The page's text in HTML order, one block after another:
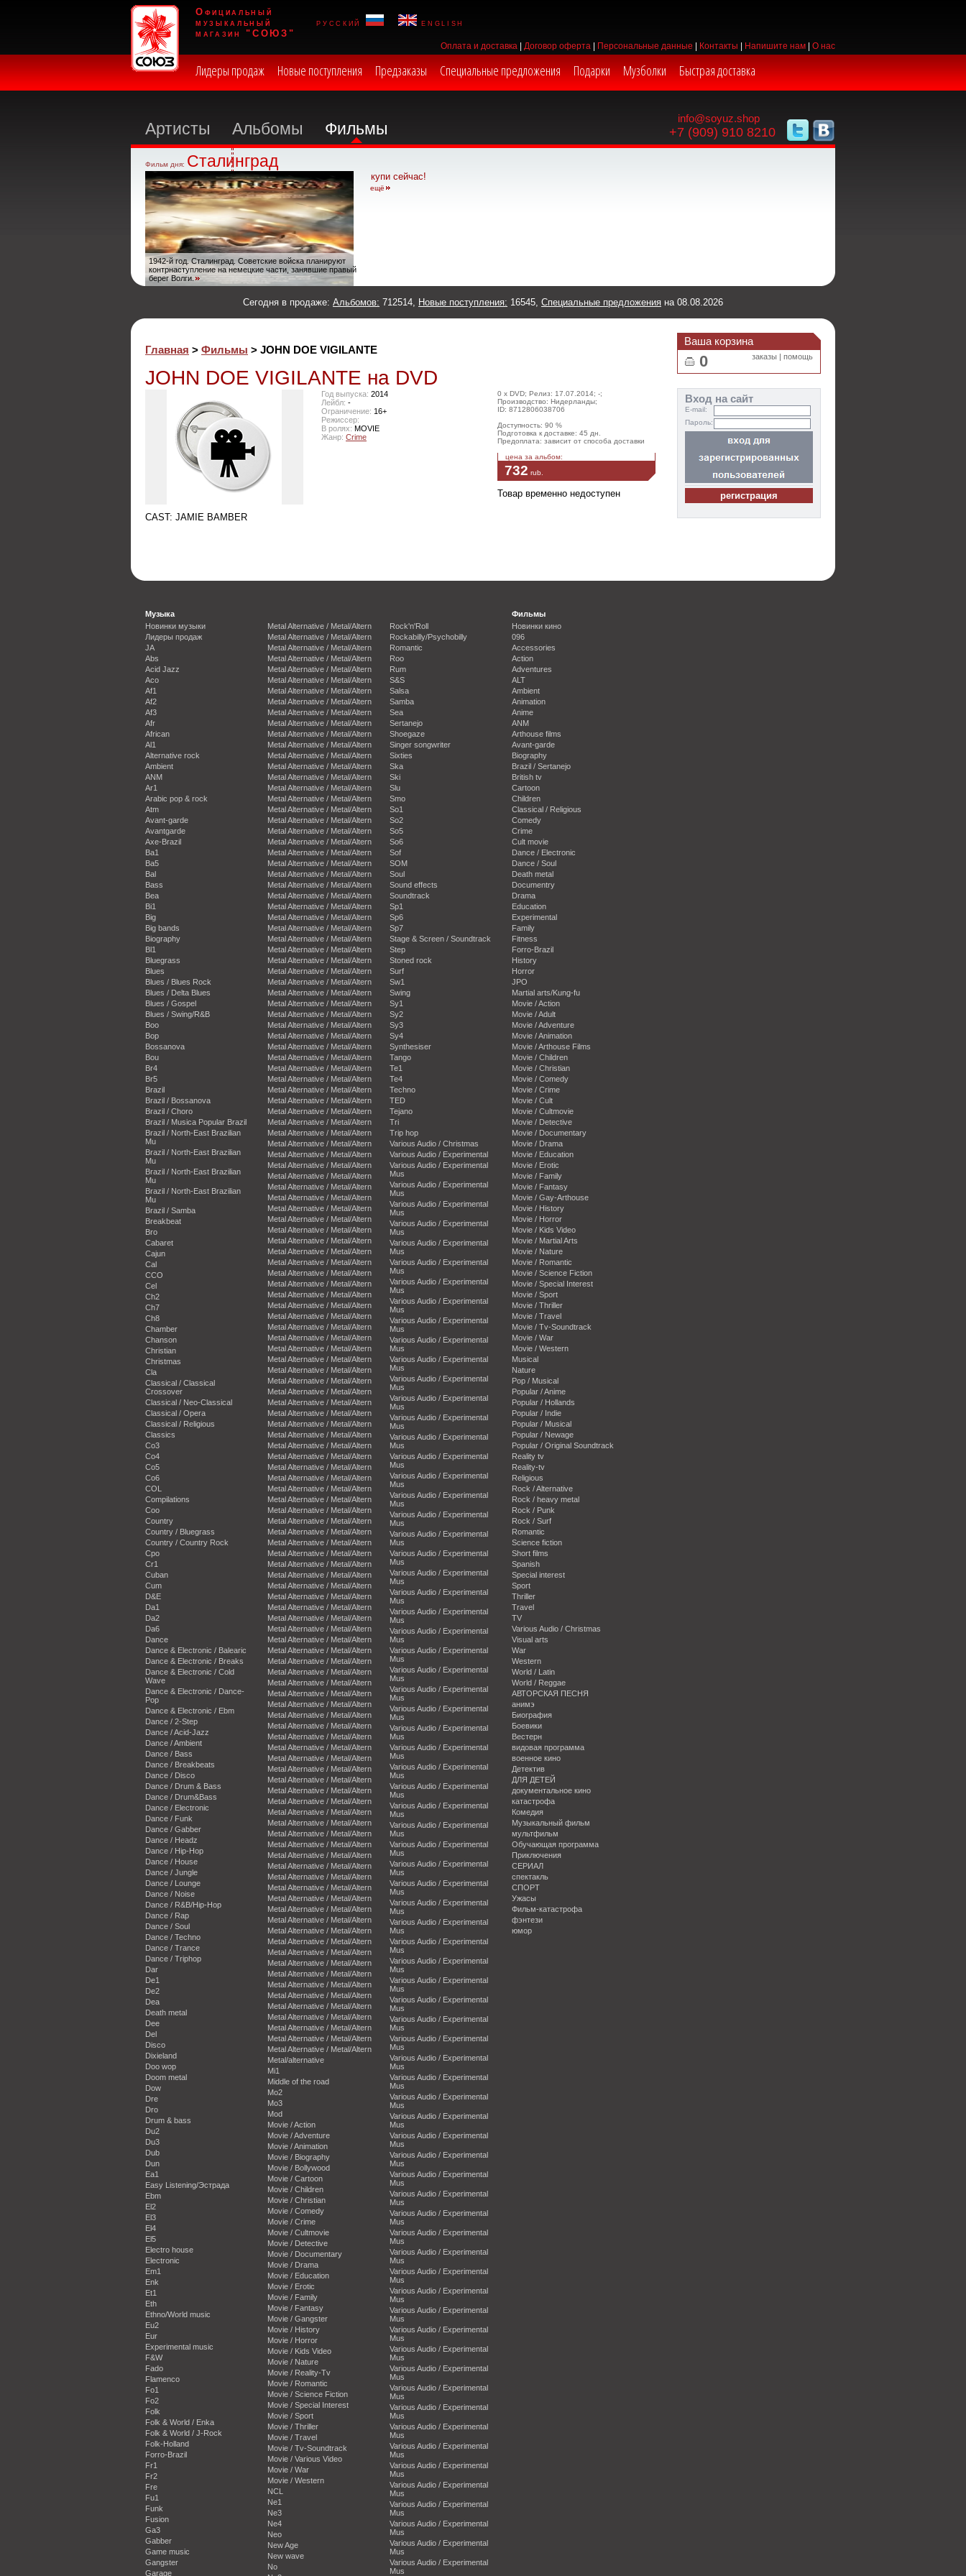
Официальный
музыкальный
магазин "СОЮЗ"
русский english
Оплата и доставка Договор оферта Персональные данные Контакты Напишите нам О нас
Лидеры продаж Новые поступления Предзаказы Специальные предложения Подарки Музболки Быстрая доставка
info@soyuz.shop
+7 (909) 910 8210
Артисты Альбомы Фильмы
Фильм дня: Сталинград
1942-й год. Сталинград. Советские войска планируют
контрнаступление на немецкие части, занявшие правый
берег Волги.
купи сейчас!
ещё
Сегодня в продаже: Альбомов: 712514, Новые поступления: 16545, Специальные предложения на 08.08.2026
Главная > Фильмы > JOHN DOE VIGILANTE
JOHN DOE VIGILANTE на DVD
0 x DVD; Релиз: 17.07.2014; -;
Производство: Нидерланды;
ID: 8712806038706
Доступность: 90 %
Подготовка к доставке: 45 дн.
Предоплата: зависит от способа доставки
цена за альбом:
732 rub
Товар временно недоступен
Год выпуска: 2014
Лейбл: -
Ограничение: 16+
Режиссер:
В ролях: MOVIE
Жанр: Crime
CAST: JAMIE BAMBER
Ваша корзина
0 заказы | помощь
Вход на сайт
E-mail:
Пароль:
Музыка
Новинки музыки
Лидеры продаж
JA
Abs
Acid Jazz
Aco
Af1
Af2
Af3
Afr
African
Al1
Alternative rock
Ambient
ANM
Ar1
Arabic pop & rock
Atm
Avant-garde
Avantgarde
Axe-Brazil
Ba1
Ba5
Bal
Bass
Bea
Bi1
Big
Big bands
Biography
Bl1
Bluegrass
Blues
Blues / Blues Rock
Blues / Delta Blues
Blues / Gospel
Blues / Swing/R&B
Boo
Bop
Bossanova
Bou
Br4
Br5
Brazil
Brazil / Bossanova
Brazil / Choro
Brazil / Musica Popular Brazil
Brazil / North-East Brazilian
Mu
Brazil / North-East Brazilian
Mu
Brazil / North-East Brazilian
Mu
Brazil / North-East Brazilian
Mu
Brazil / Samba
Breakbeat
Bro
Cabaret
Cajun
Cal
CCO
Cel
Ch2
Ch7
Ch8
Chamber
Chanson
Christian
Christmas
Cla
Classical / Classical
Crossover
Classical / Neo-Classical
Classical / Opera
Classical / Religious
Classics
Co3
Co4
Co5
Co6
COL
Compilations
Coo
Country
Country / Bluegrass
Country / Country Rock
Cpo
Cr1
Cuban
Cum
D&E
Da1
Da2
Da6
Dance
Dance & Electronic / Balearic
Dance & Electronic / Breaks
Dance & Electronic / Cold
Wave
Dance & Electronic / Dance-
Pop
Dance & Electronic / Ebm
Dance / 2-Step
Dance / Acid-Jazz
Dance / Ambient
Dance / Bass
Dance / Breakbeats
Dance / Disco
Dance / Drum & Bass
Dance / Drum&Bass
Dance / Electronic
Dance / Funk
Dance / Gabber
Dance / Headz
Dance / Hip-Hop
Dance / House
Dance / Jungle
Dance / Lounge
Dance / Noise
Dance / R&B/Hip-Hop
Dance / Rap
Dance / Soul
Dance / Techno
Dance / Trance
Dance / Triphop
Dar
De1
De2
Dea
Death metal
Dee
Del
Disco
Dixieland
Doo wop
Doom metal
Dow
Dre
Dro
Drum & bass
Du2
Du3
Dub
Dun
Ea1
Easy Listening/Эстрада
Ebm
El2
El3
El4
El5
Electro house
Electronic
Em1
Enk
Et1
Eth
Ethno/World music
Eu2
Eur
Experimental music
F&W
Fado
Flamenco
Fo1
Fo2
Folk
Folk & World / Enka
Folk & World / J-Rock
Folk-Holland
Forro-Brazil
Fr1
Fr2
Fre
Fu1
Funk
Fusion
Ga3
Gabber
Game music
Gangster
Garage
Metal Alternative / Metal/Altern
Metal Alternative / Metal/Altern
Metal Alternative / Metal/Altern
Metal Alternative / Metal/Altern
Metal Alternative / Metal/Altern
Metal Alternative / Metal/Altern
Metal Alternative / Metal/Altern
Metal Alternative / Metal/Altern
Metal Alternative / Metal/Altern
Metal Alternative / Metal/Altern
Metal Alternative / Metal/Altern
Metal Alternative / Metal/Altern
Metal Alternative / Metal/Altern
Metal Alternative / Metal/Altern
Metal Alternative / Metal/Altern
Metal Alternative / Metal/Altern
Metal Alternative / Metal/Altern
Metal Alternative / Metal/Altern
Metal Alternative / Metal/Altern
Metal Alternative / Metal/Altern
Metal Alternative / Metal/Altern
Metal Alternative / Metal/Altern
Metal Alternative / Metal/Altern
Metal Alternative / Metal/Altern
Metal Alternative / Metal/Altern
Metal Alternative / Metal/Altern
Metal Alternative / Metal/Altern
Metal Alternative / Metal/Altern
Metal Alternative / Metal/Altern
Metal Alternative / Metal/Altern
Metal Alternative / Metal/Altern
Metal Alternative / Metal/Altern
Metal Alternative / Metal/Altern
Metal Alternative / Metal/Altern
Metal Alternative / Metal/Altern
Metal Alternative / Metal/Altern
Metal Alternative / Metal/Altern
Metal Alternative / Metal/Altern
Metal Alternative / Metal/Altern
Metal Alternative / Metal/Altern
Metal Alternative / Metal/Altern
Metal Alternative / Metal/Altern
Metal Alternative / Metal/Altern
Metal Alternative / Metal/Altern
Metal Alternative / Metal/Altern
Metal Alternative / Metal/Altern
Metal Alternative / Metal/Altern
Metal Alternative / Metal/Altern
Metal Alternative / Metal/Altern
Metal Alternative / Metal/Altern
Metal Alternative / Metal/Altern
Metal Alternative / Metal/Altern
Metal Alternative / Metal/Altern
Metal Alternative / Metal/Altern
Metal Alternative / Metal/Altern
Metal Alternative / Metal/Altern
Metal Alternative / Metal/Altern
Metal Alternative / Metal/Altern
Metal Alternative / Metal/Altern
Metal Alternative / Metal/Altern
Metal Alternative / Metal/Altern
Metal Alternative / Metal/Altern
Metal Alternative / Metal/Altern
Metal Alternative / Metal/Altern
Metal Alternative / Metal/Altern
Metal Alternative / Metal/Altern
Metal Alternative / Metal/Altern
Metal Alternative / Metal/Altern
Metal Alternative / Metal/Altern
Metal Alternative / Metal/Altern
Metal Alternative / Metal/Altern
Metal Alternative / Metal/Altern
Metal Alternative / Metal/Altern
Metal Alternative / Metal/Altern
Metal Alternative / Metal/Altern
Metal Alternative / Metal/Altern
Metal Alternative / Metal/Altern
Metal Alternative / Metal/Altern
Metal Alternative / Metal/Altern
Metal Alternative / Metal/Altern
Metal Alternative / Metal/Altern
Metal Alternative / Metal/Altern
Metal Alternative / Metal/Altern
Metal Alternative / Metal/Altern
Metal Alternative / Metal/Altern
Metal Alternative / Metal/Altern
Metal Alternative / Metal/Altern
Metal Alternative / Metal/Altern
Metal Alternative / Metal/Altern
Metal Alternative / Metal/Altern
Metal Alternative / Metal/Altern
Metal Alternative / Metal/Altern
Metal Alternative / Metal/Altern
Metal Alternative / Metal/Altern
Metal Alternative / Metal/Altern
Metal Alternative / Metal/Altern
Metal Alternative / Metal/Altern
Metal Alternative / Metal/Altern
Metal Alternative / Metal/Altern
Metal Alternative / Metal/Altern
Metal Alternative / Metal/Altern
Metal Alternative / Metal/Altern
Metal Alternative / Metal/Altern
Metal Alternative / Metal/Altern
Metal Alternative / Metal/Altern
Metal Alternative / Metal/Altern
Metal Alternative / Metal/Altern
Metal Alternative / Metal/Altern
Metal Alternative / Metal/Altern
Metal Alternative / Metal/Altern
Metal Alternative / Metal/Altern
Metal Alternative / Metal/Altern
Metal Alternative / Metal/Altern
Metal Alternative / Metal/Altern
Metal Alternative / Metal/Altern
Metal Alternative / Metal/Altern
Metal Alternative / Metal/Altern
Metal Alternative / Metal/Altern
Metal Alternative / Metal/Altern
Metal Alternative / Metal/Altern
Metal Alternative / Metal/Altern
Metal Alternative / Metal/Altern
Metal Alternative / Metal/Altern
Metal Alternative / Metal/Altern
Metal Alternative / Metal/Altern
Metal Alternative / Metal/Altern
Metal Alternative / Metal/Altern
Metal Alternative / Metal/Altern
Metal Alternative / Metal/Altern
Metal Alternative / Metal/Altern
Metal Alternative / Metal/Altern
Metal Alternative / Metal/Altern
Metal Alternative / Metal/Altern
Metal/alternative
Mi1
Middle of the road
Mo2
Mo3
Mod
Movie / Action
Movie / Adventure
Movie / Animation
Movie / Biography
Movie / Bollywood
Movie / Cartoon
Movie / Children
Movie / Christian
Movie / Comedy
Movie / Crime
Movie / Cultmovie
Movie / Detective
Movie / Documentary
Movie / Drama
Movie / Education
Movie / Erotic
Movie / Family
Movie / Fantasy
Movie / Gangster
Movie / History
Movie / Horror
Movie / Kids Video
Movie / Nature
Movie / Reality-Tv
Movie / Romantic
Movie / Science Fiction
Movie / Special Interest
Movie / Sport
Movie / Thriller
Movie / Travel
Movie / Tv-Soundtrack
Movie / Various Video
Movie / War
Movie / Western
NCL
Ne1
Ne3
Ne4
Neo
New Age
New wave
No
Rock'n'Roll
Rockabilly/Psychobilly
Romantic
Roo
Rum
S&S
Salsa
Samba
Sea
Sertanejo
Shoegaze
Singer songwriter
Sixties
Ska
Ski
Slu
Smo
So1
So2
So5
So6
Sof
SOM
Soul
Sound effects
Soundtrack
Sp1
Sp6
Sp7
Stage & Screen / Soundtrack
Step
Stoned rock
Surf
Sw1
Swing
Sy1
Sy2
Sy3
Sy4
Synthesiser
Tango
Te1
Te4
Techno
TED
Tejano
Tri
Trip hop
Various Audio / Christmas
Various Audio / Experimental
Various Audio / Experimental
Mus
Various Audio / Experimental
Mus
Various Audio / Experimental
Mus
Various Audio / Experimental
Mus
Various Audio / Experimental
Mus
Various Audio / Experimental
Mus
Various Audio / Experimental
Mus
Various Audio / Experimental
Mus
Various Audio / Experimental
Mus
Various Audio / Experimental
Mus
Various Audio / Experimental
Mus
Various Audio / Experimental
Mus
Various Audio / Experimental
Mus
Various Audio / Experimental
Mus
Various Audio / Experimental
Mus
Various Audio / Experimental
Mus
Various Audio / Experimental
Mus
Various Audio / Experimental
Mus
Various Audio / Experimental
Mus
Various Audio / Experimental
Mus
Various Audio / Experimental
Mus
Various Audio / Experimental
Mus
Various Audio / Experimental
Mus
Various Audio / Experimental
Mus
Various Audio / Experimental
Mus
Various Audio / Experimental
Mus
Various Audio / Experimental
Mus
Various Audio / Experimental
Mus
Various Audio / Experimental
Mus
Various Audio / Experimental
Mus
Various Audio / Experimental
Mus
Various Audio / Experimental
Mus
Various Audio / Experimental
Mus
Various Audio / Experimental
Mus
Various Audio / Experimental
Mus
Various Audio / Experimental
Mus
Various Audio / Experimental
Mus
Various Audio / Experimental
Mus
Various Audio / Experimental
Mus
Various Audio / Experimental
Mus
Various Audio / Experimental
Mus
Various Audio / Experimental
Mus
Various Audio / Experimental
Mus
Various Audio / Experimental
Mus
Various Audio / Experimental
Mus
Various Audio / Experimental
Mus
Various Audio / Experimental
Mus
Various Audio / Experimental
Mus
Various Audio / Experimental
Mus
Various Audio / Experimental
Mus
Various Audio / Experimental
Mus
Various Audio / Experimental
Mus
Various Audio / Experimental
Mus
Various Audio / Experimental
Mus
Various Audio / Experimental
Mus
Various Audio / Experimental
Mus
Various Audio / Experimental
Mus
Various Audio / Experimental
Mus
Various Audio / Experimental
Mus
Various Audio / Experimental
Mus
Various Audio / Experimental
Mus
Various Audio / Experimental
Mus
Various Audio / Experimental
Mus
Various Audio / Experimental
Mus
Various Audio / Experimental
Mus
Various Audio / Experimental
Mus
Various Audio / Experimental
Mus
Various Audio / Experimental
Mus
Various Audio / Experimental
Mus
Various Audio / Experimental
Mus
Various Audio / Experimental
Mus
Various Audio / Experimental
Mus
Various Audio / Experimental
Mus
Фильмы
Новинки кино
096
Accessories
Action
Adventures
ALT
Ambient
Animation
Anime
ANM
Arthouse films
Avant-garde
Biography
Brazil / Sertanejo
British tv
Cartoon
Children
Classical / Religious
Comedy
Crime
Cult movie
Dance / Electronic
Dance / Soul
Death metal
Documentry
Drama
Education
Experimental
Family
Fitness
Forro-Brazil
History
Horror
JPO
Martial arts/Kung-fu
Movie / Action
Movie / Adult
Movie / Adventure
Movie / Animation
Movie / Arthouse Films
Movie / Children
Movie / Christian
Movie / Comedy
Movie / Crime
Movie / Cult
Movie / Cultmovie
Movie / Detective
Movie / Documentary
Movie / Drama
Movie / Education
Movie / Erotic
Movie / Family
Movie / Fantasy
Movie / Gay-Arthouse
Movie / History
Movie / Horror
Movie / Kids Video
Movie / Martial Arts
Movie / Nature
Movie / Romantic
Movie / Science Fiction
Movie / Special Interest
Movie / Sport
Movie / Thriller
Movie / Travel
Movie / Tv-Soundtrack
Movie / War
Movie / Western
Musical
Nature
Pop / Musical
Popular / Anime
Popular / Hollands
Popular / Indie
Popular / Musical
Popular / Newage
Popular / Original Soundtrack
Reality tv
Reality-tv
Religious
Rock / Alternative
Rock / heavy metal
Rock / Punk
Rock / Surf
Romantic
Science fiction
Short films
Spanish
Special interest
Sport
Thriller
Travel
TV
Various Audio / Christmas
Visual arts
War
Western
World / Latin
World / Reggae
АВТОРСКАЯ ПЕСНЯ
анимэ
Биография
Боевики
Вестерн
видовая программа
военное кино
Детектив
ДЛЯ ДЕТЕЙ
документальное кино
катастрофа
Комедия
Музыкальный фильм
мультфильм
Обучающая программа
Приключения
СЕРИАЛ
спектакль
СПОРТ
Ужасы
Фильм-катастрофа
фэнтези
юмор